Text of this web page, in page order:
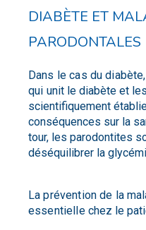
DIABÈTE ET
PARODONTALES
Dans le cas du
qui unit le diabète et
scientifiquement
conséquences sur la
tour, les parodontites
déséquilibrer la
La prévention de la
essentielle chez le